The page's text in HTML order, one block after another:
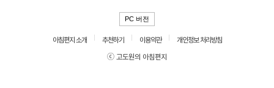
PC 버전
아침편지 소개 추천하기 이용약관
개인정보 처리방침
ⓒ 고도원의 아침편지